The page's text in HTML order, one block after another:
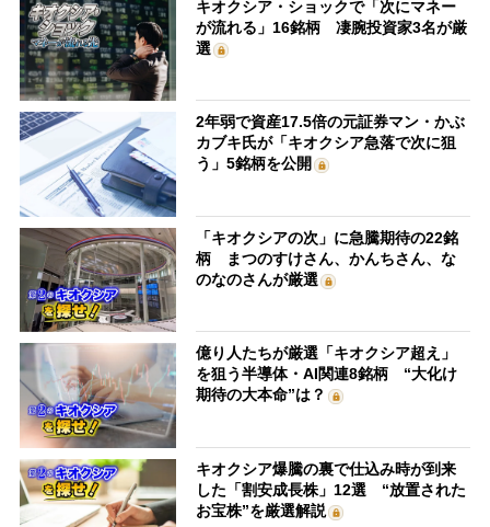
キオクシア・ショックで「次にマネー
が流れる」16銘柄 凄腕投資家3名が厳
選
2年弱で資産17.5倍の元証券マン・かぶ
カブキ氏が「キオクシア急落で次に狙
う」5銘柄を公開
「キオクシアの次」に急騰期待の22銘
柄 まつのすけさん、かんちさん、な
のなのさんが厳選
億り人たちが厳選「キオクシア超え」
を狙う半導体・AI関連8銘柄 “大化け
期待の大本命”は？
キオクシア爆騰の裏で仕込み時が到来
した「割安成長株」12選 “放置された
お宝株”を厳選解説